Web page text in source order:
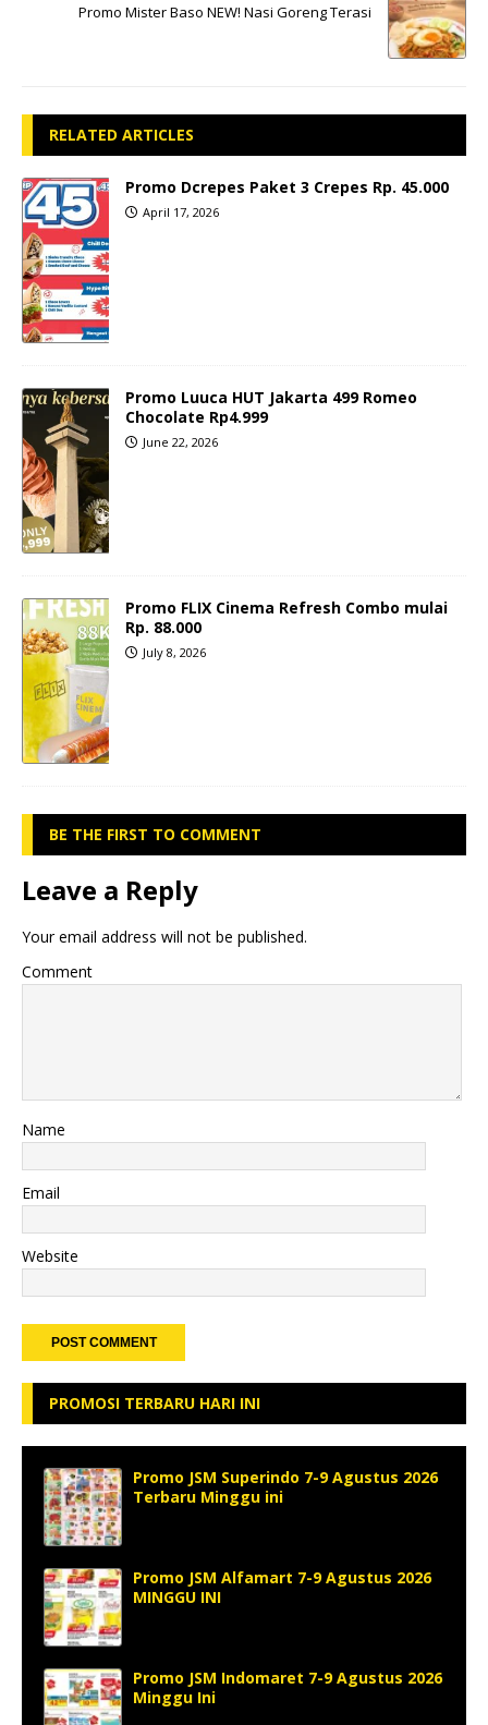
Promo Mister Baso NEW! Nasi Goreng Terasi
RELATED ARTICLES
Promo Dcrepes Paket 3 Crepes Rp. 45.000
April 17, 2026
Promo Luuca HUT Jakarta 499 Romeo
Chocolate Rp4.999
June 22, 2026
Promo FLIX Cinema Refresh Combo mulai
Rp. 88.000
July 8, 2026
BE THE FIRST TO COMMENT
Leave a Reply
Your email address will not be published.
Comment
Name
Email
Website
PROMOSI TERBARU HARI INI
Promo JSM Superindo 7-9 Agustus 2026
Terbaru Minggu ini
Promo JSM Alfamart 7-9 Agustus 2026
MINGGU INI
Promo JSM Indomaret 7-9 Agustus 2026
Minggu Ini